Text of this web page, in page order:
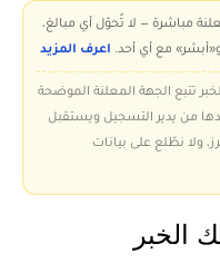
مباشرة — لا تُحوّل أي مبالغ،
مع أي أحد. اعرف المزيد
تتبع الجهة المعلنة الموضحة
من يدير التسجيل ويستقبل
ولا نطّلع على بيانات
الخبر